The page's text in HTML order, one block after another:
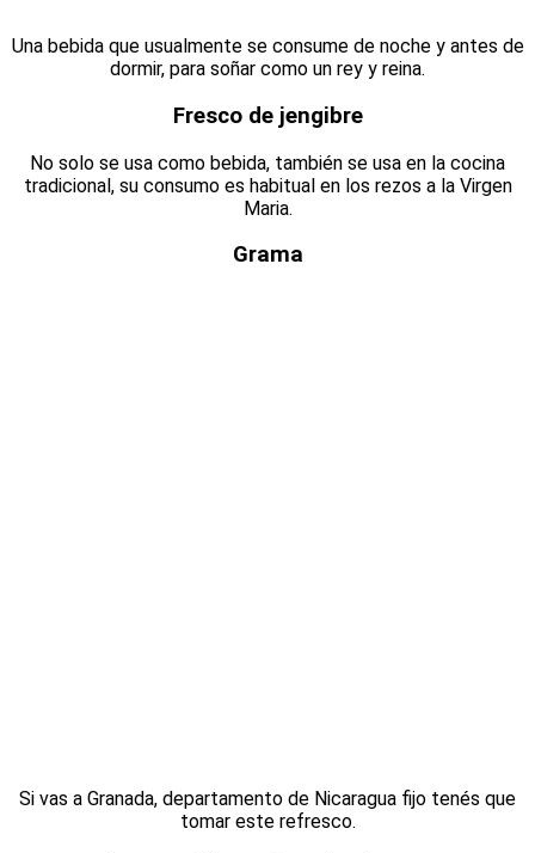
Una bebida que usualmente se consume de noche y antes de
dormir, para soñar como un rey y reina.
Fresco de jengibre
No solo se usa como bebida, también se usa en la cocina
tradicional, su consumo es habitual en los rezos a la Virgen
Maria.
Grama
Si vas a Granada, departamento de Nicaragua fijo tenés que
tomar este refresco.